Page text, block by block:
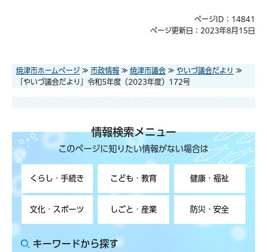
ページID：14841
ページ更新日：2023年8月15日
焼津市ホームページ ≫ 市政情報 ≫ 焼津市議会 ≫ やいづ議会だより ≫
「やいづ議会だより」令和5年度（2023年度）172号
情報検索メニュー
このページに知りたい情報がない場合は
くらし・手続き こども・教育 健康・福祉
文化・スポーツ しごと・産業 防災・安全
キーワードから探す